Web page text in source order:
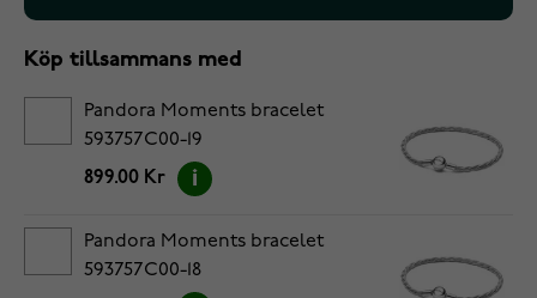
Köp tillsammans med
Pandora Moments bracelet
593757C00-19
899.00 Kr
Pandora Moments bracelet
593757C00-18